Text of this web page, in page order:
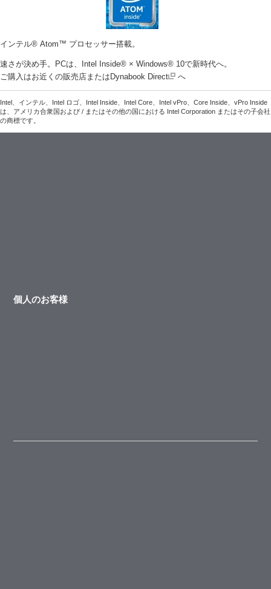
インテル® Atom™ プロセッサー搭載。
速さが決め手。PCは、Intel Inside® × Windows® 10で新時代へ。
ご購入はお近くの販売店またはDynabook Direct
へ
Intel、インテル、Intel ロゴ、Intel Inside、Intel Core、Intel vPro、Core Inside、vPro Inside
は、アメリカ合衆国および / またはその他の国における Intel Corporation またはその子会社
の商標です。
個人のお客様